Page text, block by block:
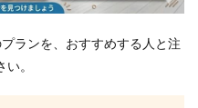
ランを、おすすめする人と注
。